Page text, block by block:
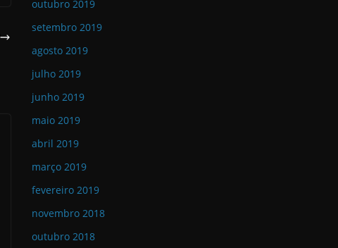
outubro 2019
setembro 2019
agosto 2019
julho 2019
junho 2019
maio 2019
abril 2019
março 2019
fevereiro 2019
novembro 2018
outubro 2018